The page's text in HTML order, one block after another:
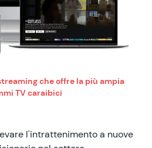
che offre la più ampia
TV caraibici
l'intrattenimento a nuove